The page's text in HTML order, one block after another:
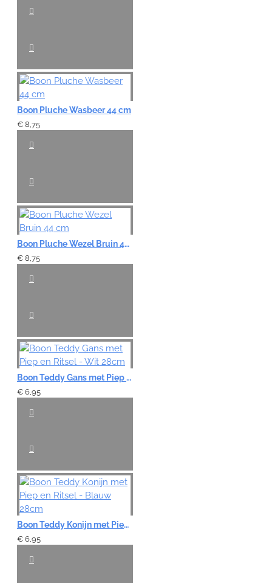
Boon Pluche Wasbeer 44 cm
€ 8,75
Boon Pluche Wezel Bruin 44 cm
€ 8,75
Boon Teddy Gans met Piep en Ritsel - Wit 28cm
€ 6,95
Boon Teddy Konijn met Piep en Ritsel - Blauw 28cm
€ 6,95